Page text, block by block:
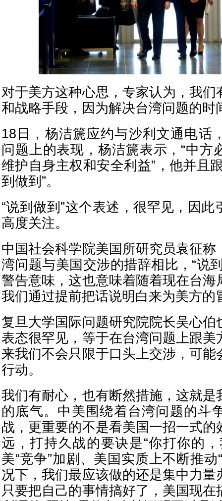
对于美方这种心思，专家认为，我们
和战略手段，因为解决台湾问题的时
18日，杨洁篪应约与沙利文通电话
问题上的表现，杨洁篪表示，“中方
维护自身主权和安全利益”，他并且
到做到”。
“说到做到”这个表述，很罕见，因
高度关注。
中国社会科学院美国所研究员袁征称
湾问题与美国交涉的措辞相比，“说
警告意味，这也意味着随着现在台海
我们通过提前把话说明白来为美方的
复旦大学国际问题研究院院长吴心伯
表态很罕见，等于在台湾问题上跟美
来我们不会只限于口头上交涉，可能
行动。
我们有耐心，也有断然措施，这就是
的底气。中美围绕着台湾问题的斗
战，更重要的不是看美国一招一式的
远，打持久战的要诀是“你打你的
美“竞争”加剧、美国实质上不断推动
况下，我们最应该做的还是集中力量
只要把自己的事情搞好了，美国现在